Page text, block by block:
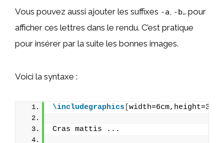
Vous pouvez aussi ajouter les suffixes -a, -b… pour
afficher ces lettres dans le rendu. C’est pratique
pour insérer par la suite les bonnes images.
Voici la syntaxe :
\includegraphics width=6cm,height=3cm
Cras mattis ...